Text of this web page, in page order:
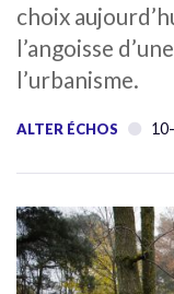
choix
l’angoisse
l’urbanisme.
ALTER ÉCHOS